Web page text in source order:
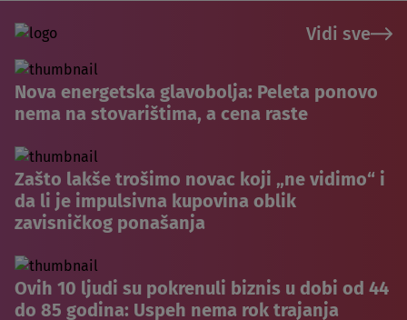
Vidi sve
Nova energetska glavobolja: Peleta ponovo
nema na stovarištima, a cena raste
Zašto lakše trošimo novac koji „ne vidimo“ i
da li je impulsivna kupovina oblik
zavisničkog ponašanja
Ovih 10 ljudi su pokrenuli biznis u dobi od 44
do 85 godina: Uspeh nema rok trajanja